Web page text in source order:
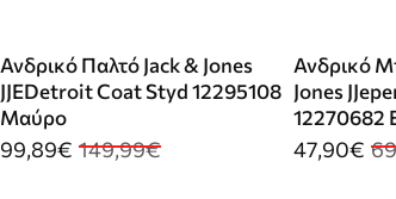
Ανδρικό Παλτό Jack & Jones
JJEDetroit Coat Styd 12295108
Μαύρο
99,89€ 149,99€
Ανδρικό
Jones
12270682
47,90€